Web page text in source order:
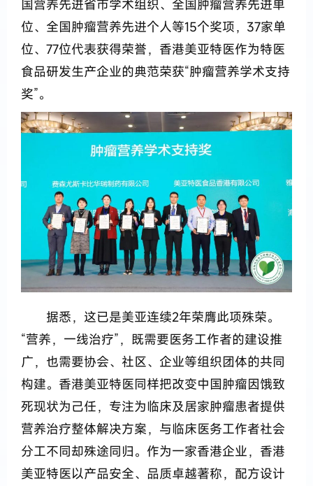
国营养先进省市学术组织、全国肿瘤营养先进单
位、全国肿瘤营养先进个人等15个奖项，37家单
位、77位代表获得荣誉，香港美亚特医作为特医
食品研发生产企业的典范荣获“肿瘤营养学术支持
奖”。
据悉，这已是美亚连续2年荣膺此项殊荣。
“营养，一线治疗”，既需要医务工作者的建设推
广，也需要协会、社区、企业等组织团体的共同
构建。香港美亚特医同样把改变中国肿瘤因饿致
死现状为己任，专注为临床及居家肿瘤患者提供
营养治疗整体解决方案，与临床医务工作者社会
分工不同却殊途同归。作为一家香港企业，香港
美亚特医以产品安全、品质卓越著称，配方设计